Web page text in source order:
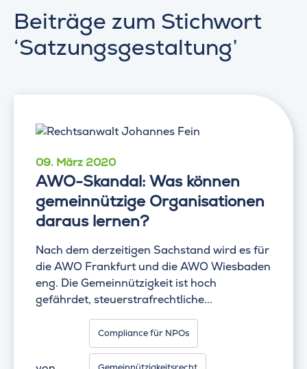
Beiträge zum Stichwort
‘Satzungsgestaltung’
09. März 2020
AWO-Skandal: Was können
gemeinnützige Organisationen
daraus lernen?
Nach dem derzeitigen Sachstand wird es für
die AWO Frankfurt und die AWO Wiesbaden
eng. Die Gemeinnützigkeit ist hoch
gefährdet, steuerstrafrechtliche...
Compliance für NPOs